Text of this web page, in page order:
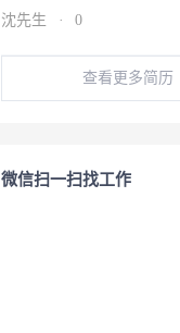
沈先生 · 0
查看更多简历
微信扫一扫找工作